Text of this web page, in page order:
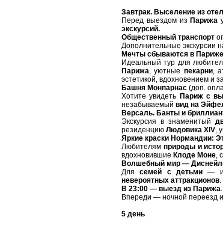
Завтрак. Выселение из
Перед выездом из Парижа
экскурсий.
Общественный транспорт
Дополнительные экскурсии
Мечты сбываются в Париже
Идеальный тур для
Парижа, уютные пекарни,
эстетикой, вдохновением и
Башня Монпарнас (доп.
Хотите увидеть Париж с
незабываемый вид на
Версаль. Банты и
Экскурсия в знаменитый
резиденцию Людовика XIV,
Яркие краски Нормандии:
Любителям природы и
вдохновившие Клоде Моне,
Волшебный мир —
Длясемей с детьми —
невероятных аттракционов.
В 23:00 — выезд из Парижа.
Впереди — ночной переезд и
5 день